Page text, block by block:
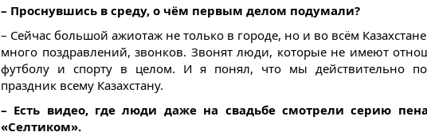
– Проснувшись в среду, о чём первым делом подумали?
– Сейчас большой ажиотаж не только в городе, но и во всём
много поздравлений, звонков. Звонят люди, которые не имеют
футболу и спорту в целом. И я понял, что мы действительно
праздник всему Казахстану.
– Есть видео, где люди даже на свадьбе смотрели серию
«Селтиком».